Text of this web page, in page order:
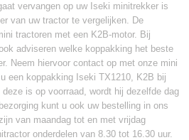
vervangen op uw Iseki minitrekker is
van uw tractor te vergelijken. De
tractoren met een K2B-motor. Bij
adviseren welke koppakking het beste
Neem hiervoor contact op met onze mini
een koppakking Iseki TX1210, K2B bij
is op voorraad, wordt hij dezelfde dag
kunt u ook uw bestelling in ons
van maandag tot en met vrijdag
onderdelen van 8.30 tot 16.30 uur.